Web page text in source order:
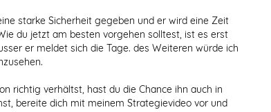
starke Sicherheit gegeben und er wird eine Zeit
du jetzt am besten vorgehen solltest, ist es erst
er meldet sich die Tage. des Weiteren würde ich
richtig verhältst, hast du die Chance ihn auch in
bereite dich mit meinem Strategievideo vor und